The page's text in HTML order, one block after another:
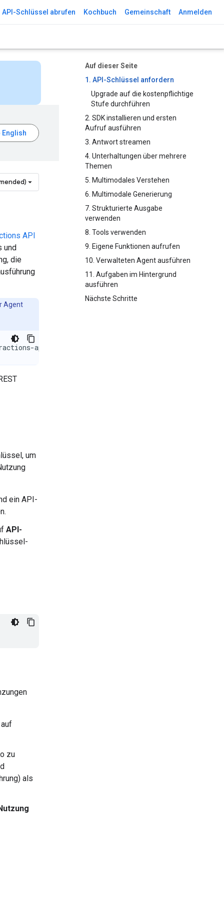
API-Schlüssel abrufen Kochbuch Gemeinschaft Anmelden
Auf dieser Seite
1. API-Schlüssel anfordern
Upgrade auf die kostenpflichtige
Stufe durchführen
2. SDK installieren und ersten
Aufruf ausführen
3. Antwort streamen
4. Unterhaltungen über mehrere
Themen
5. Multimodales Verstehen
6. Multimodale Generierung
7. Strukturierte Ausgabe
verwenden
8. Tools verwenden
9. Eigene Funktionen aufrufen
10. Verwalteten Agent ausführen
11. Aufgaben im Hintergrund
ausführen
Nächste Schritte
API
und
die
Agent
api
um
ein API-
API-
zu
als